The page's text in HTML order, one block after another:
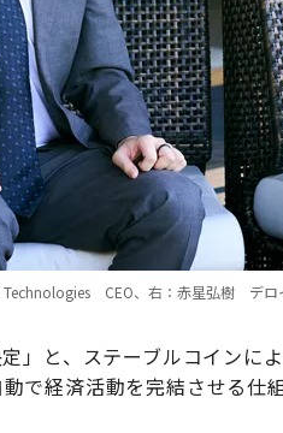
CEO、右：赤星弘樹 デ
」と、ステーブルコインに
で経済活動を完結させる仕